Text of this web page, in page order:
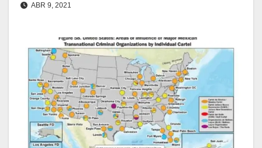
ABR 9, 2021